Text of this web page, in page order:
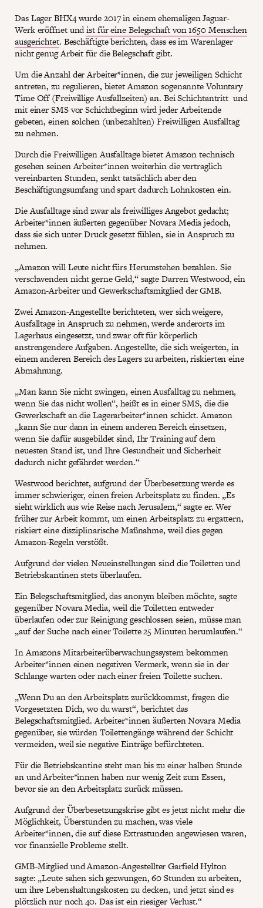
Das Lager BHX4 wurde 2017 in einem ehemaligen Jaguar-
Werk eröffnet undist für eine Belegschaft von 1650 Menschen
ausgerichtet. Beschäftigte berichten, dass es im Warenlager
nicht genug Arbeit für die Belegschaft gibt.
Um die Anzahl der Arbeiter*innen, die zur jeweiligen Schicht
antreten, zu regulieren, bietet Amazon sogenannte Voluntary
Time Off (Freiwillige Ausfallzeiten) an. Bei Schichtantritt und
mit einer SMS vor Schichtbeginn wird jeder Arbeitende
gebeten, einen solchen (unbezahlten) Freiwilligen Ausfalltag
zu nehmen.
Durch die Freiwilligen Ausfalltage bietet Amazon technisch
gesehen seinen Arbeiter*innen weiterhin die vertraglich
vereinbarten Stunden, senkt tatsächlich aber den
Beschäftigungsumfang und spart dadurch Lohnkosten ein.
Die Ausfalltage sind zwar als freiwilliges Angebot gedacht;
Arbeiter*innen äußerten gegenüber Novara Media jedoch,
dass sie sich unter Druck gesetzt fühlen, sie in Anspruch zu
nehmen.
„Amazon will Leute nicht fürs Herumstehen bezahlen. Sie
verschwenden nicht gerne Geld,“ sagte Darren Westwood, ein
Amazon-Arbeiter und Gewerkschaftsmitglied der GMB.
Zwei Amazon-Angestellte berichteten, wer sich weigere,
Ausfalltage in Anspruch zu nehmen, werde anderorts im
Lagerhaus eingesetzt, und zwar oft für körperlich
anstrengendere Aufgaben. Angestellte, die sich weigerten, in
einem anderen Bereich des Lagers zu arbeiten, riskierten eine
Abmahnung.
„Man kann Sie nicht zwingen, einen Ausfalltag zu nehmen,
wenn Sie das nicht wollen“, heißt es in einer SMS, die die
Gewerkschaft an die Lagerarbeiter*innen schickt. Amazon
„kann Sie nur dann in einem anderen Bereich einsetzen,
wenn Sie dafür ausgebildet sind, Ihr Training auf dem
neuesten Stand ist, und Ihre Gesundheit und Sicherheit
dadurch nicht gefährdet werden.“
Westwood berichtet, aufgrund der Überbesetzung werde es
immer schwieriger, einen freien Arbeitsplatz zu finden. „Es
sieht wirklich aus wie Reise nach Jerusalem,“ sagte er. Wer
früher zur Arbeit kommt, um einen Arbeitsplatz zu ergattern,
riskiert eine disziplinarische Maßnahme, weil dies gegen
Amazon-Regeln verstößt.
Aufgrund der vielen Neueinstellungen sind die Toiletten und
Betriebskantinen stets überlaufen.
Ein Belegschaftsmitglied, das anonym bleiben möchte, sagte
gegenüber Novara Media, weil die Toiletten entweder
überlaufen oder zur Reinigung geschlossen seien, müsse man
„auf der Suche nach einer Toilette 25 Minuten herumlaufen.“
In Amazons Mitarbeiterüberwachungssystem bekommen
Arbeiter*innen einen negativen Vermerk, wenn sie in der
Schlange warten oder nach einer freien Toilette suchen.
„Wenn Du an den Arbeitsplatz zurückkommst, fragen die
Vorgesetzten Dich, wo du warst“, berichtet das
Belegschaftsmitglied. Arbeiter*innen äußerten Novara Media
gegenüber, sie würden Toilettengänge während der Schicht
vermeiden, weil sie negative Einträge befürchteten.
Für die Betriebskantine steht man bis zu einer halben Stunde
an und Arbeiter*innen haben nur wenig Zeit zum Essen,
bevor sie an den Arbeitsplatz zurück müssen.
Aufgrund der Überbesetzungskrise gibt es jetzt nicht mehr die
Möglichkeit, Überstunden zu machen, was viele
Arbeiter*innen, die auf diese Extrastunden angewiesen waren,
vor finanzielle Probleme stellt.
GMB-Mitglied und Amazon-Angestellter Garfield Hylton
sagte: „Leute sahen sich gezwungen, 60 Stunden zu arbeiten,
um ihre Lebenshaltungskosten zu decken, und jetzt sind es
plötzlich nur noch 40. Das ist ein riesiger Verlust.“